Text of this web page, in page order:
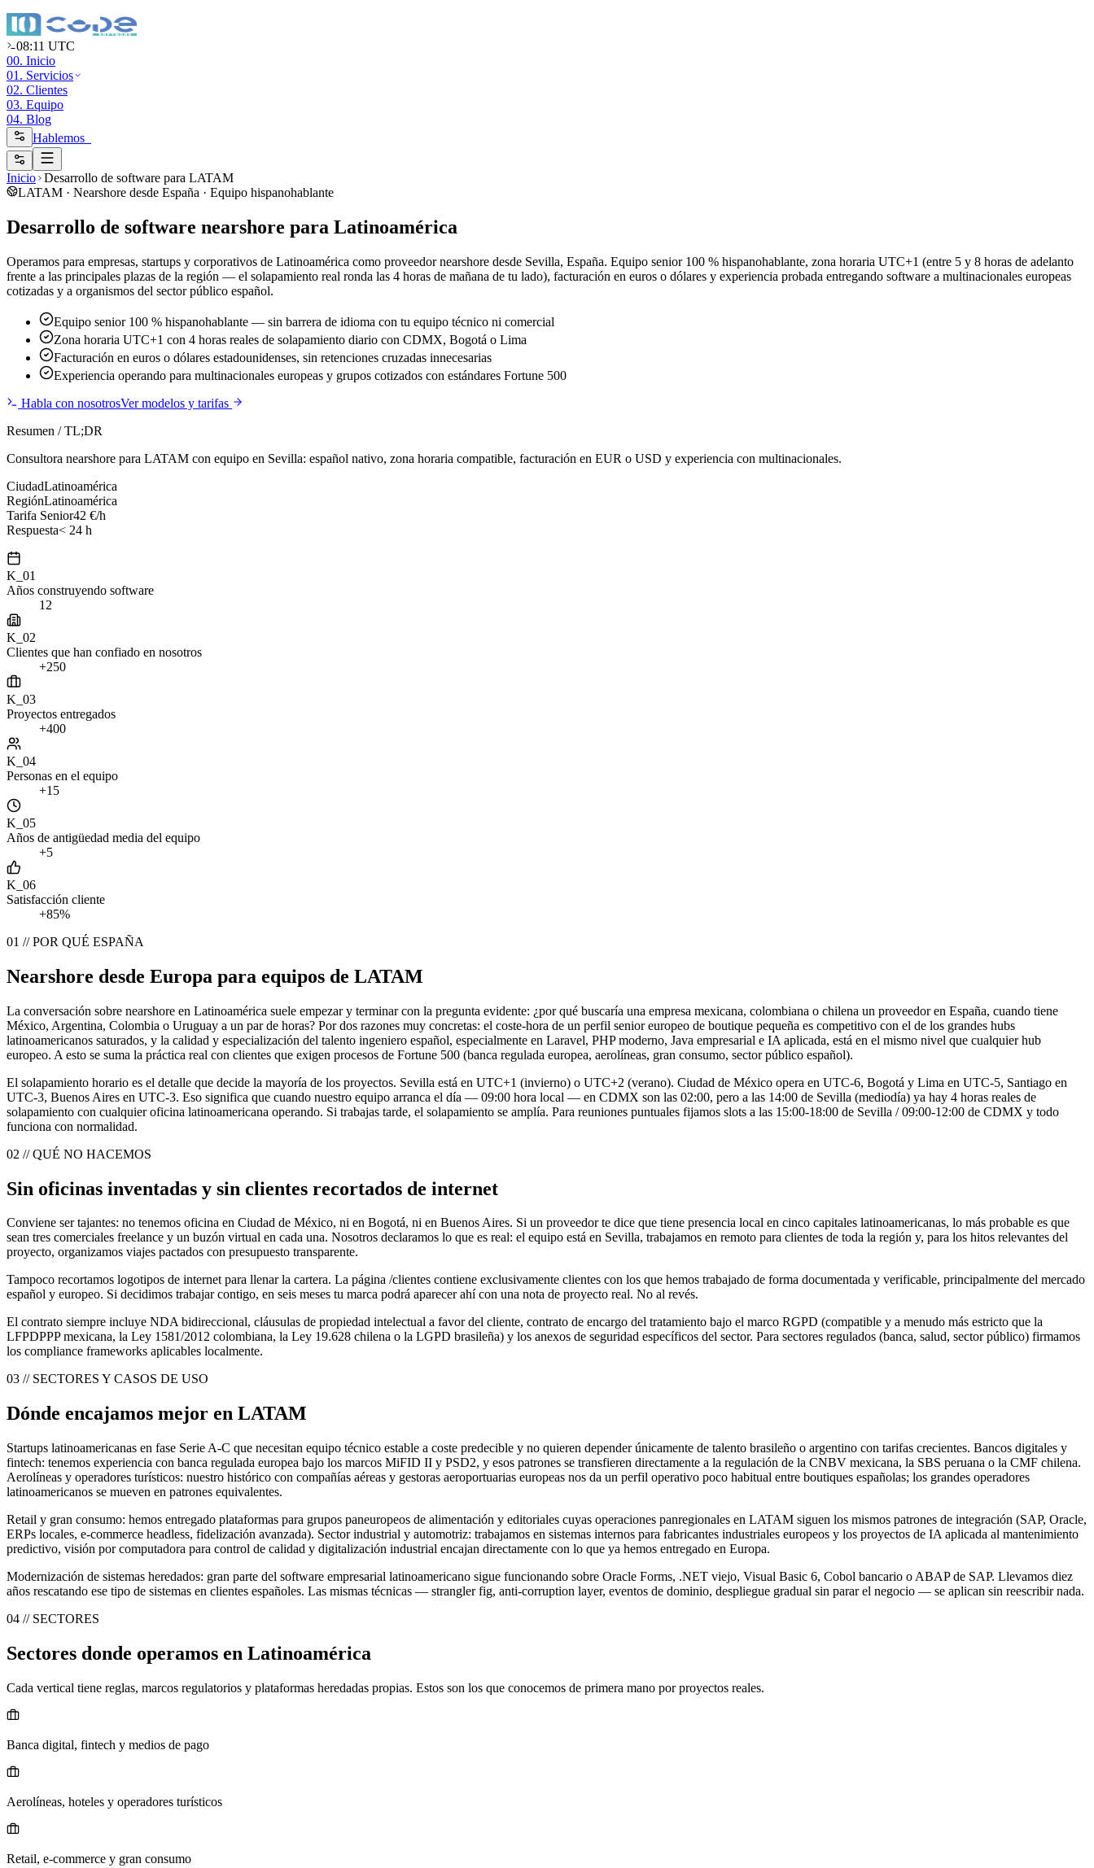
08:11 UTC
00. Inicio
01. Servicios
02. Clientes
03. Equipo
04. Blog
Hablemos_
Inicio Desarrollo de software para LATAM
LATAM · Nearshore desde España · Equipo hispanohablante
Desarrollo de software nearshore para Latinoamérica
Operamos para empresas, startups y corporativos de Latinoamérica como proveedor nearshore desde Sevilla, España. Equipo senior 100 % hispanohablante, zona horaria UTC+1 (entre 5 y 8 horas de adelanto
frente a las principales plazas de la región — el solapamiento real ronda las 4 horas de mañana de tu lado), facturación en euros o dólares y experiencia probada entregando software a multinacionales europeas
cotizadas y a organismos del sector público español.
Equipo senior 100 % hispanohablante — sin barrera de idioma con tu equipo técnico ni comercial
Zona horaria UTC+1 con 4 horas reales de solapamiento diario con CDMX, Bogotá o Lima
Facturación en euros o dólares estadounidenses, sin retenciones cruzadas innecesarias
Experiencia operando para multinacionales europeas y grupos cotizados con estándares Fortune 500
Habla con nosotrosVer modelos y tarifas
Resumen / TL;DR
Consultora nearshore para LATAM con equipo en Sevilla: español nativo, zona horaria compatible, facturación en EUR o USD y experiencia con multinacionales.
CiudadLatinoamérica
RegiónLatinoamérica
Tarifa Senior42 €/h
Respuesta< 24 h
K_01
Años construyendo software
12
K_02
Clientes que han confiado en nosotros
+250
K_03
Proyectos entregados
+400
K_04
Personas en el equipo
+15
K_05
Años de antigüedad media del equipo
+5
K_06
Satisfacción cliente
+85%
01 // POR QUÉ ESPAÑA
Nearshore desde Europa para equipos de LATAM
La conversación sobre nearshore en Latinoamérica suele empezar y terminar con la pregunta evidente: ¿por qué buscaría una empresa mexicana, colombiana o chilena un proveedor en España, cuando tiene
México, Argentina, Colombia o Uruguay a un par de horas? Por dos razones muy concretas: el coste-hora de un perfil senior europeo de boutique pequeña es competitivo con el de los grandes hubs
latinoamericanos saturados, y la calidad y especialización del talento ingeniero español, especialmente en Laravel, PHP moderno, Java empresarial e IA aplicada, está en el mismo nivel que cualquier hub
europeo. A esto se suma la práctica real con clientes que exigen procesos de Fortune 500 (banca regulada europea, aerolíneas, gran consumo, sector público español).
El solapamiento horario es el detalle que decide la mayoría de los proyectos. Sevilla está en UTC+1 (invierno) o UTC+2 (verano). Ciudad de México opera en UTC-6, Bogotá y Lima en UTC-5, Santiago en
UTC-3, Buenos Aires en UTC-3. Eso significa que cuando nuestro equipo arranca el día — 09:00 hora local — en CDMX son las 02:00, pero a las 14:00 de Sevilla (mediodía) ya hay 4 horas reales de
solapamiento con cualquier oficina latinoamericana operando. Si trabajas tarde, el solapamiento se amplía. Para reuniones puntuales fijamos slots a las 15:00-18:00 de Sevilla / 09:00-12:00 de CDMX y todo
funciona con normalidad.
02 // QUÉ NO HACEMOS
Sin oficinas inventadas y sin clientes recortados de internet
Conviene ser tajantes: no tenemos oficina en Ciudad de México, ni en Bogotá, ni en Buenos Aires. Si un proveedor te dice que tiene presencia local en cinco capitales latinoamericanas, lo más probable es que
sean tres comerciales freelance y un buzón virtual en cada una. Nosotros declaramos lo que es real: el equipo está en Sevilla, trabajamos en remoto para clientes de toda la región y, para los hitos relevantes del
proyecto, organizamos viajes pactados con presupuesto transparente.
Tampoco recortamos logotipos de internet para llenar la cartera. La página /clientes contiene exclusivamente clientes con los que hemos trabajado de forma documentada y verificable, principalmente del mercado
español y europeo. Si decidimos trabajar contigo, en seis meses tu marca podrá aparecer ahí con una nota de proyecto real. No al revés.
El contrato siempre incluye NDA bidireccional, cláusulas de propiedad intelectual a favor del cliente, contrato de encargo del tratamiento bajo el marco RGPD (compatible y a menudo más estricto que la
LFPDPPP mexicana, la Ley 1581/2012 colombiana, la Ley 19.628 chilena o la LGPD brasileña) y los anexos de seguridad específicos del sector. Para sectores regulados (banca, salud, sector público) firmamos
los compliance frameworks aplicables localmente.
03 // SECTORES Y CASOS DE USO
Dónde encajamos mejor en LATAM
Startups latinoamericanas en fase Serie A-C que necesitan equipo técnico estable a coste predecible y no quieren depender únicamente de talento brasileño o argentino con tarifas crecientes. Bancos digitales y
fintech: tenemos experiencia con banca regulada europea bajo los marcos MiFID II y PSD2, y esos patrones se transfieren directamente a la regulación de la CNBV mexicana, la SBS peruana o la CMF chilena.
Aerolíneas y operadores turísticos: nuestro histórico con compañías aéreas y gestoras aeroportuarias europeas nos da un perfil operativo poco habitual entre boutiques españolas; los grandes operadores
latinoamericanos se mueven en patrones equivalentes.
Retail y gran consumo: hemos entregado plataformas para grupos paneuropeos de alimentación y editoriales cuyas operaciones panregionales en LATAM siguen los mismos patrones de integración (SAP, Oracle,
ERPs locales, e-commerce headless, fidelización avanzada). Sector industrial y automotriz: trabajamos en sistemas internos para fabricantes industriales europeos y los proyectos de IA aplicada al mantenimiento
predictivo, visión por computadora para control de calidad y digitalización industrial encajan directamente con lo que ya hemos entregado en Europa.
Modernización de sistemas heredados: gran parte del software empresarial latinoamericano sigue funcionando sobre Oracle Forms, .NET viejo, Visual Basic 6, Cobol bancario o ABAP de SAP. Llevamos diez
años rescatando ese tipo de sistemas en clientes españoles. Las mismas técnicas — strangler fig, anti-corruption layer, eventos de dominio, despliegue gradual sin parar el negocio — se aplican sin reescribir nada.
04 // SECTORES
Sectores donde operamos en Latinoamérica
Cada vertical tiene reglas, marcos regulatorios y plataformas heredadas propias. Estos son los que conocemos de primera mano por proyectos reales.
Banca digital, fintech y medios de pago
Aerolíneas, hoteles y operadores turísticos
Retail, e-commerce y gran consumo